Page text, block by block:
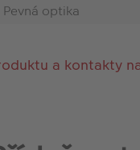
Pevná optika
a kontakty